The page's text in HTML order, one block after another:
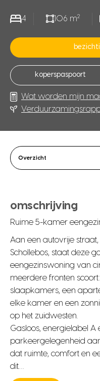
4 106 m2
koperspaspoort
Wat worden mijn
Overzicht
omschrijving
Ruime 5-kamer
Aan een autovrije
Schollebos, staat deze
eengezinswoning van
meerdere fronten
slaapkamers, een
elke kamer en een
op het zuidwesten.
Gasloos, energielabel A
parkeergelegenheid
dat ruimte, comfort en
dit…